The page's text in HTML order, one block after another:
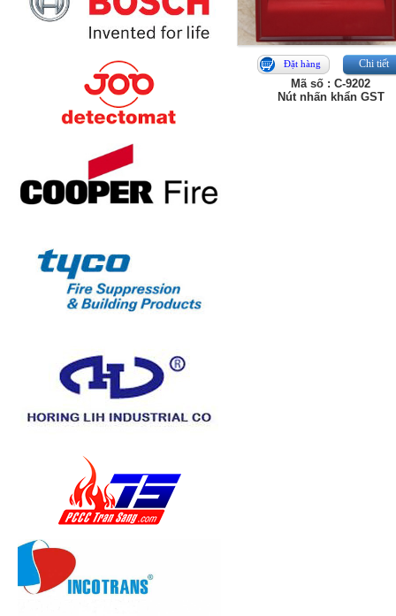
Đặt hàng Chi tiết
Mã số : C-9202
Nút nhấn khẩn GST